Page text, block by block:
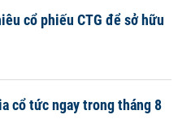
cổ phiếu CTG để sở hữu
cổ tức ngay trong tháng 8